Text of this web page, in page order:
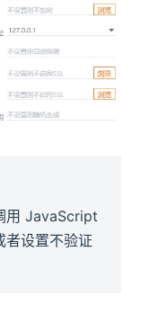
用 JavaScript
者设置不验证